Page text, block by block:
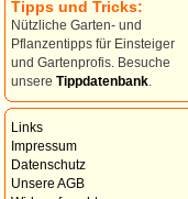
Tipps und Tricks:
Nützliche Garten- und
Pflanzentipps für Einsteiger
und Gartenprofis. Besuche
unsere Tippdatenbank
Links
Impressum
Datenschutz
Unsere AGB